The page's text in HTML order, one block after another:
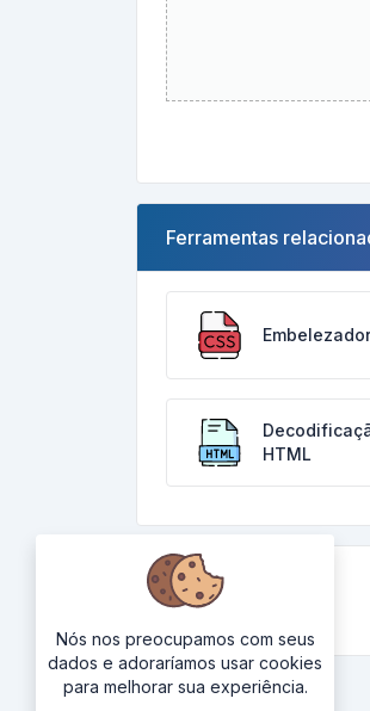
Ferramentas
HTML
Nós nos preocupamos com seus
dados e adoraríamos usar cookies
para melhorar sua experiência.